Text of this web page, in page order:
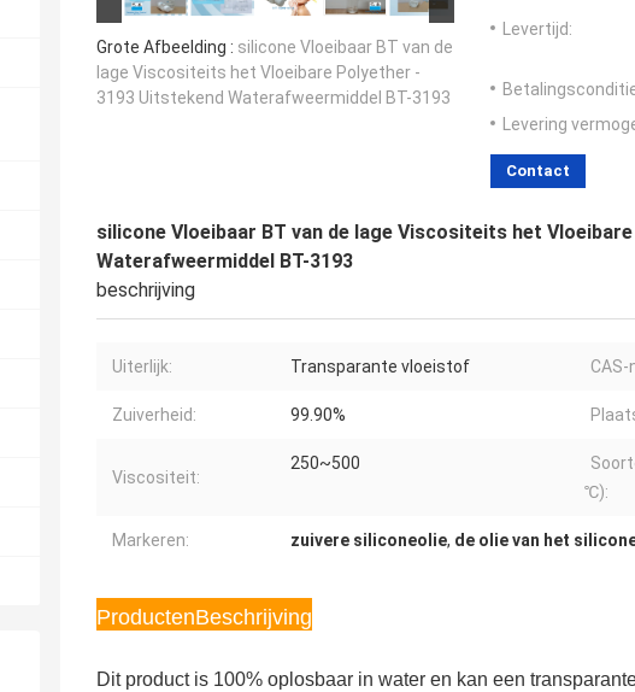
Grote Afbeelding : silicone Vloeibaar BT van de
lage Viscositeits het Vloeibare Polyether -
3193 Uitstekend Waterafweermiddel BT-3193
Levertijd:
Levering
Contact
silicone Vloeibaar BT van de lage Viscositeits het
Waterafweermiddel BT-3193
beschrijving
Uiterlijk: Transparante vloeistof CAS-
Zuiverheid: 99.90%
Viscositeit:
250~500
℃):
Markeren: zuivere siliconeolie, de olie van het
ProductenBeschrijving
Dit product is 100% oplosbaar in water en kan een